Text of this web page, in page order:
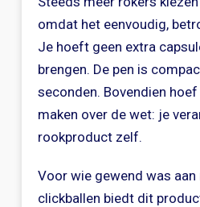
omdat het eenvoudig,
Je hoeft geen extra
brengen. De pen is
seconden. Bovendien
maken over de wet: je
rookproduct zelf.
Voor wie gewend was
clickballen biedt dit